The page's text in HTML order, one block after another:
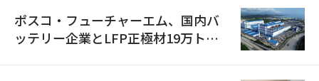
ポスコ・フューチャーエム、国内バ
ッテリー企業とLFP正極材19万トン